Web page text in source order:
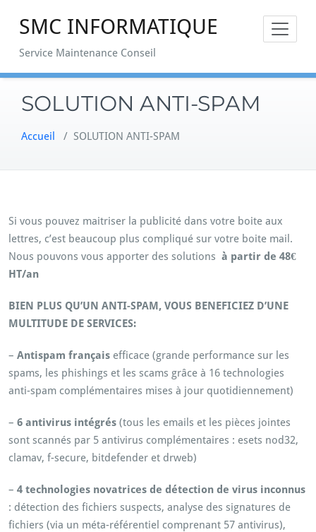
SMC INFORMATIQUE
Service Maintenance Conseil
SOLUTION ANTI-SPAM
Accueil / SOLUTION ANTI-SPAM
Si vous pouvez maitriser la publicité dans votre boite aux
lettres, c’est beaucoup plus compliqué sur votre boite mail.
Nous pouvons vous apporter des solutions à partir de 48€
HT/an
BIEN PLUS QU’UN ANTI-SPAM, VOUS BENEFICIEZ D’UNE
MULTITUDE DE SERVICES:
– Antispam français efficace (grande performance sur les
spams, les phishings et les scams grâce à 16 technologies
anti-spam complémentaires mises à jour quotidiennement)
– 6 antivirus intégrés (tous les emails et les pièces jointes
sont scannés par 5 antivirus complémentaires : esets nod32,
clamav, f-secure, bitdefender et drweb)
– 4 technologies novatrices de détection de virus inconnus
: détection des fichiers suspects, analyse des signatures de
fichiers (via un méta-référentiel comprenant 57 antivirus),